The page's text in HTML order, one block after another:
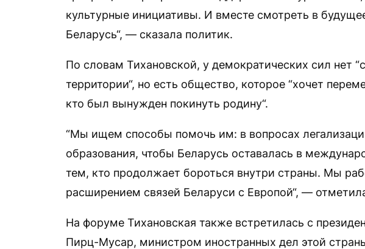
культурные инициативы. И вместе смотреть в
Беларусь“, — сказала политик.
По словам Тихановской, у демократических сил нет
территории“, но есть общество, которое “хочет
кто был вынужден покинуть родину“.
“Мы ищем способы помочь им: в вопросах
образования, чтобы Беларусь оставалась в
тем, кто продолжает бороться внутри страны. Мы
расширением связей Беларуси с Европой“, —
На форуме Тихановская также встретилась с
Пирц-Мусар, министром иностранных дел этой